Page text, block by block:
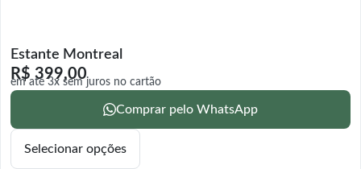
Estante Montreal
R$ 399,00
em até 3x sem juros no cartão
Comprar pelo WhatsApp
Selecionar opções